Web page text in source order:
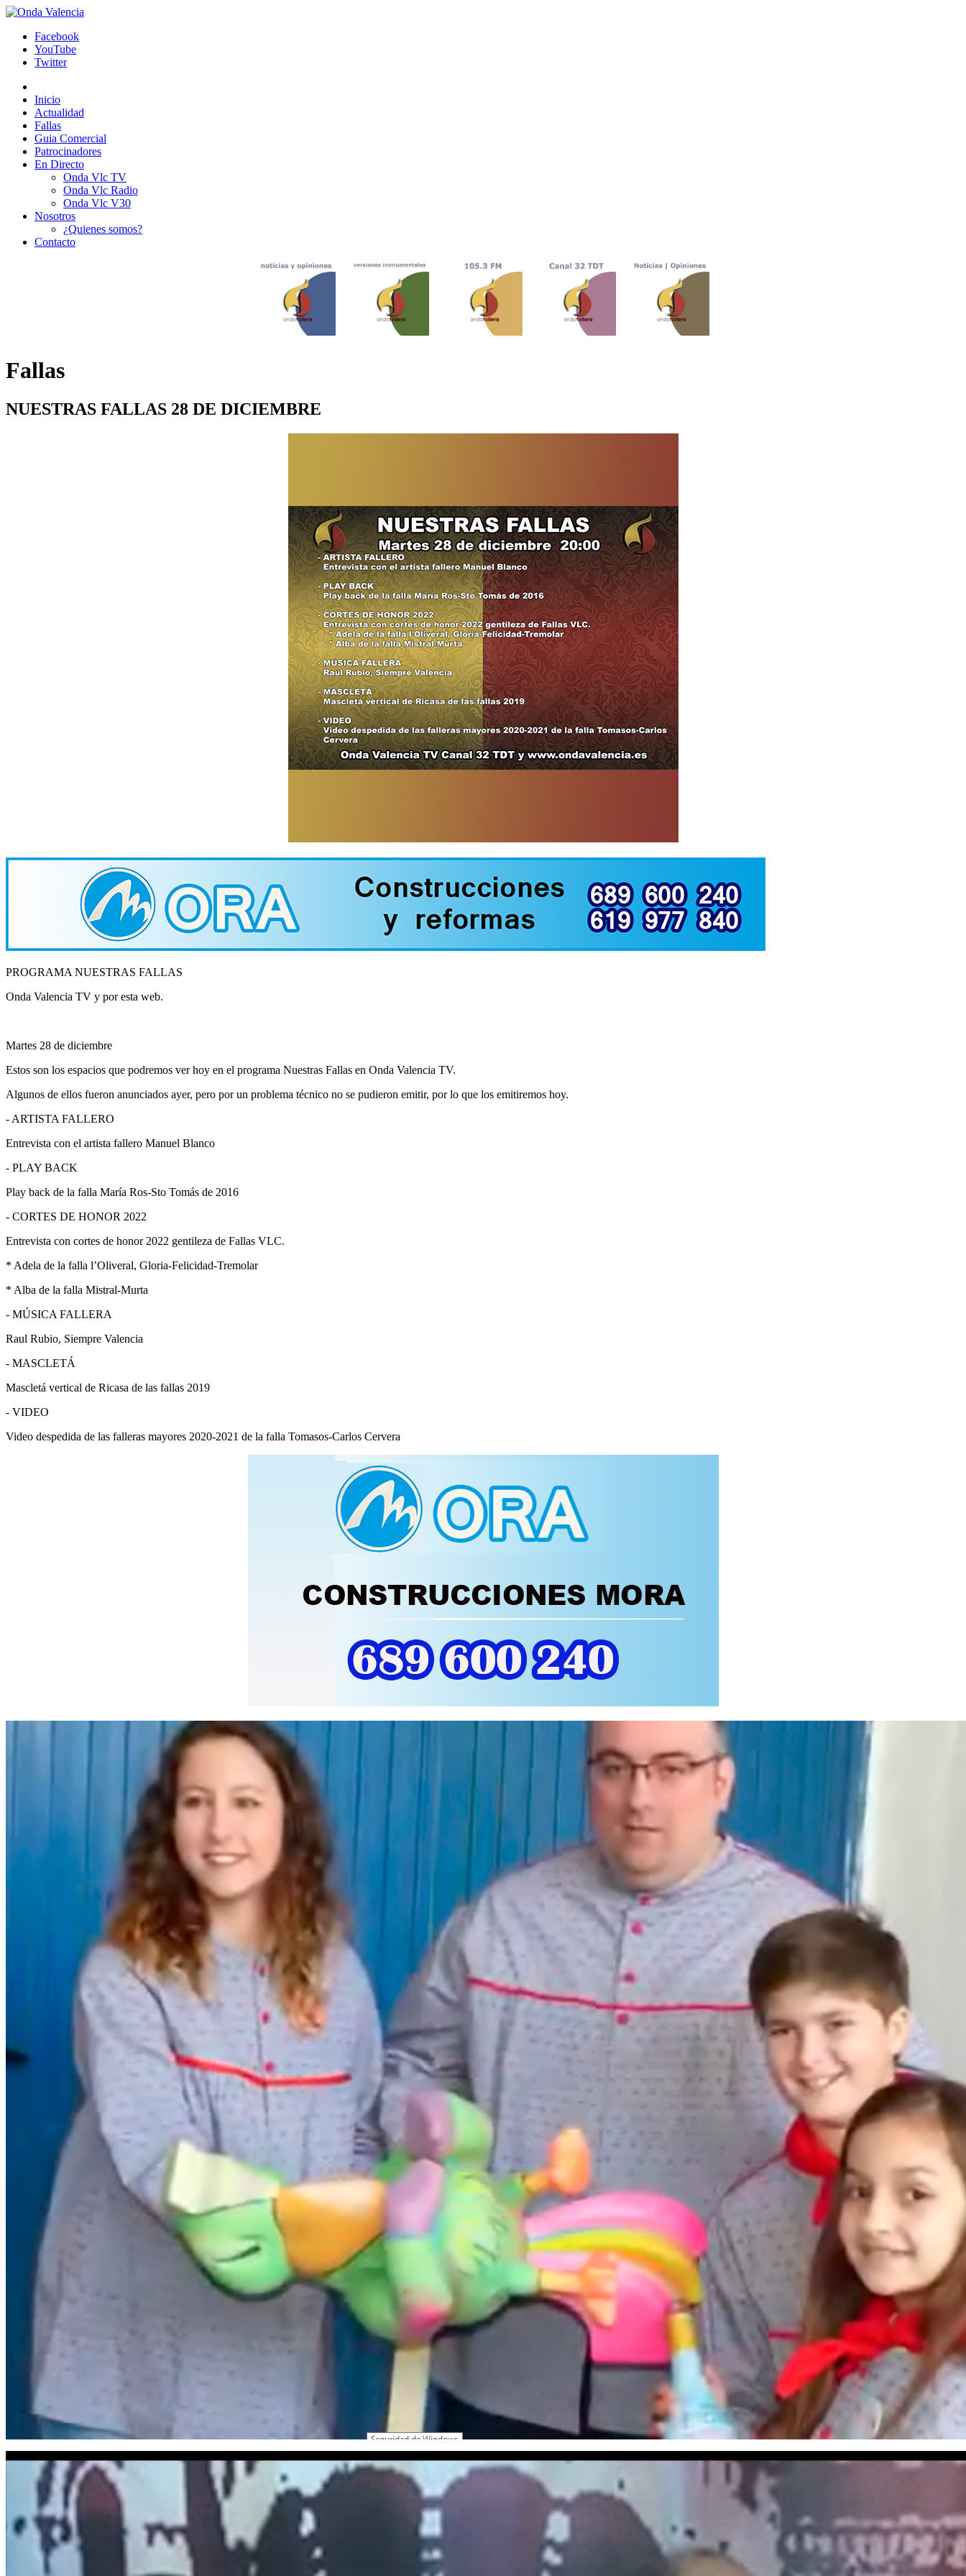
Facebook
YouTube
Twitter
Inicio
Actualidad
Fallas
Guia Comercial
Patrocinadores
En Directo
Onda Vlc TV
Onda Vlc Radio
Onda Vlc V30
Nosotros
¿Quienes somos?
Contacto
Fallas
NUESTRAS FALLAS 28 DE DICIEMBRE
PROGRAMA NUESTRAS FALLAS
Onda Valencia TV y por esta web.
Martes 28 de diciembre
Estos son los espacios que podremos ver hoy en el programa Nuestras Fallas en Onda Valencia TV.
Algunos de ellos fueron anunciados ayer, pero por un problema técnico no se pudieron emitir, por lo que los emitiremos hoy.
- ARTISTA FALLERO
Entrevista con el artista fallero Manuel Blanco
- PLAY BACK
Play back de la falla María Ros-Sto Tomás de 2016
- CORTES DE HONOR 2022
Entrevista con cortes de honor 2022 gentileza de Fallas VLC.
* Adela de la falla l’Oliveral, Gloria-Felicidad-Tremolar
* Alba de la falla Mistral-Murta
- MÚSICA FALLERA
Raul Rubio, Siempre Valencia
- MASCLETÁ
Mascletá vertical de Ricasa de las fallas 2019
- VIDEO
Video despedida de las falleras mayores 2020-2021 de la falla Tomasos-Carlos Cervera